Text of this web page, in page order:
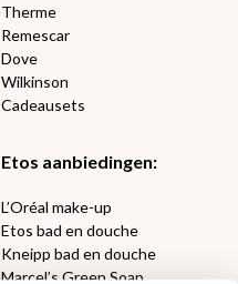
Therme
Remescar
Dove
Wilkinson
Cadeausets
Etos aanbiedingen:
L’Oréal make-up
Etos bad en douche
Kneipp bad en douche
Marcel’s Green Soap